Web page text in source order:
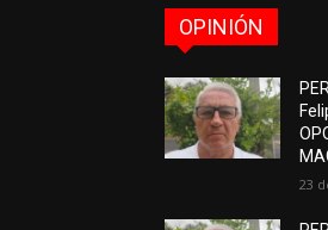
OPINIÓN
23